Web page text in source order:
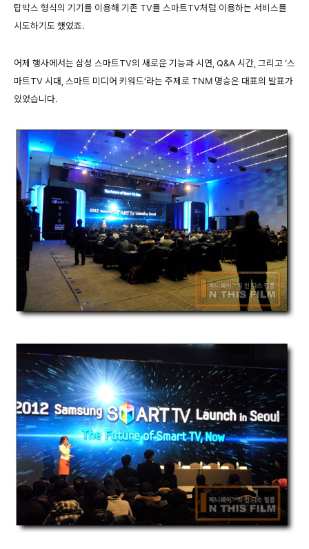
탑박스 형식의 기기를 이용해 기존 TV를 스마트TV처럼 이용하는 서비스를
시도하기도 했었죠.
어제 행사에서는 삼성 스마트TV의 새로운 기능과 시연, Q&A 시간, 그리고 ‘스
마트TV 시대, 스마트 미디어 키워드’라는 주제로 TNM 명승은 대표의 발표가
있었습니다.